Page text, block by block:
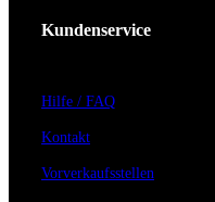
Kundenservice
Hilfe / FAQ
Kontakt
Vorverkaufsstellen